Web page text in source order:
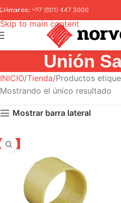
Skip to navigation
Skip to main content
Llámanos: +57 (601) 447 3000
Unión
INICIO Tienda Productos
Mostrando el único resultado
Mostrar barra lateral
-5%